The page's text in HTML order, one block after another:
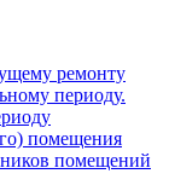
ремонту
периоду.
помещения
помещений